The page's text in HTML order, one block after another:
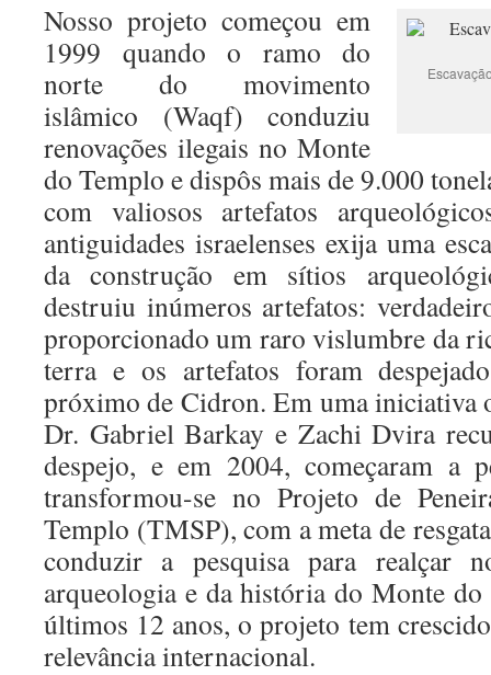
Nosso projeto começou em
1999 quando o ramo do
norte do movimento
islâmico (Waqf) conduziu
renovações ilegais no Monte
do Templo e dispôs mais de 9.000
com valiosos artefatos
antiguidades israelenses exija uma
da construção em sítios
destruiu inúmeros artefatos:
proporcionado um raro vislumbre da
terra e os artefatos foram
próximo de Cidron. Em uma iniciativa
Dr. Gabriel Barkay e Zachi Dvira
despejo, e em 2004, começaram a
transformou-se no Projeto de
Templo (TMSP), com a meta de
conduzir a pesquisa para realçar
arqueologia e da história do Monte
últimos 12 anos, o projeto tem
relevância internacional.